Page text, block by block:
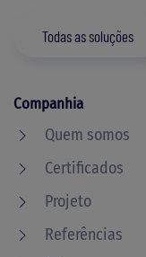
Todas as soluções
Companhia
Quem somos
Certificados
Projeto
Referências